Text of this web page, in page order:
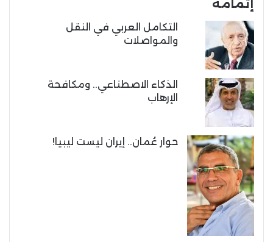
إتمامه
التكامل العربي في النقل
والمواصلات
الذكاء الاصطناعي.. ومكافحة
الإرهاب
حوار عُمان.. إيران ليست ليبيا!